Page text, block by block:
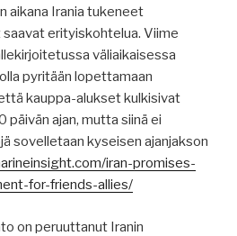
aikana Irania tukeneet
erityiskohtelua. Viime
väliaikaisessa
pyritään lopettamaan
kauppa-alukset kulkisivat
ajan, mutta siinä ei
sovelletaan kyseisen ajanjakson
iran-promises-
for-friends-allies/
on peruuttanut Iranin